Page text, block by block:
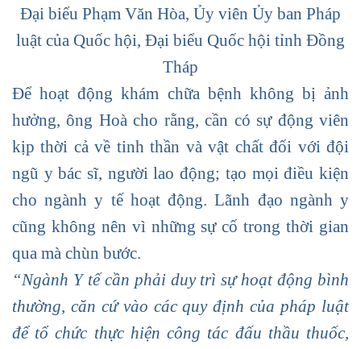
Đại biểu Phạm Văn Hòa, Ủy viên Ủy ban Pháp
luật của Quốc hội, Đại biểu Quốc hội tỉnh Đồng
Tháp
Để hoạt động khám chữa bệnh không bị ảnh
hưởng, ông Hoà cho rằng, cần có sự động viên
kịp thời cả về tinh thần và vật chất đối với đội
ngũ y bác sĩ, người lao động; tạo mọi điều kiện
cho ngành y tế hoạt động. Lãnh đạo ngành y
cũng không nên vì những sự cố trong thời gian
qua mà chùn bước.
“Ngành Y tế cần phải duy trì sự hoạt động bình
thường, căn cứ vào các quy định của pháp luật
để tổ chức thực hiện công tác đấu thầu thuốc,